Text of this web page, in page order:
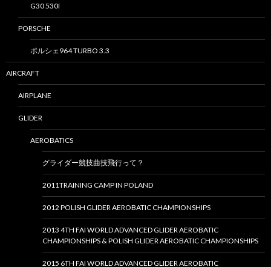
G30 530I
PORSCHE
ポルシェ964 TURBO 3.3
AIRCRAFT
AIRPLANE
GLIDER
AEROBATICS
グライダー競技曲技飛行って？
2011TRAINING CAMP IN POLAND
2012 POLISH GLIDER AEROBATIC CHAMPIONSHIPS
2013 4TH FAI WORLD ADVANCED GLIDER AEROBATIC
CHAMPIONSHIPS & POLISH GLIDER AEROBATIC CHAMPIONSHIPS
2015 6TH FAI WORLD ADVANCED GLIDER AEROBATIC